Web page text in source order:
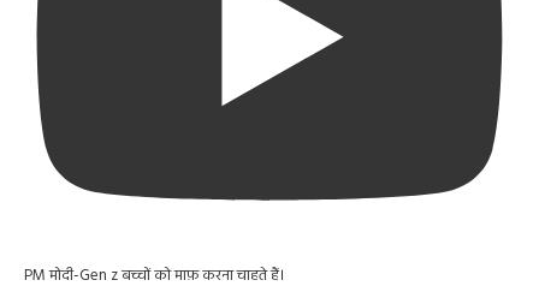
PM मोदी-Gen z बच्चों को माफ़ करना चाहते हैं।